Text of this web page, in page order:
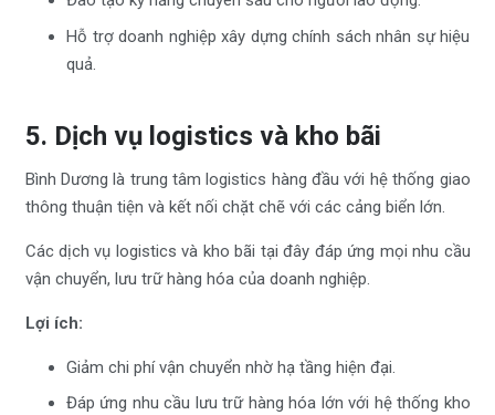
Hỗ trợ doanh nghiệp xây dựng chính sách nhân sự hiệu
quả.
5. Dịch vụ logistics và kho bãi
Bình Dương là trung tâm logistics hàng đầu với hệ thống giao
thông thuận tiện và kết nối chặt chẽ với các cảng biển lớn.
Các dịch vụ logistics và kho bãi tại đây đáp ứng mọi nhu cầu
vận chuyển, lưu trữ hàng hóa của doanh nghiệp.
Lợi ích:
Giảm chi phí vận chuyển nhờ hạ tầng hiện đại.
Đáp ứng nhu cầu lưu trữ hàng hóa lớn với hệ thống kho